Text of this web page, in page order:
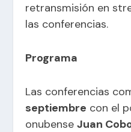
retransmisión en
las conferencias.
Programa
Las conferencias
septiembre con el
onubenseJuan